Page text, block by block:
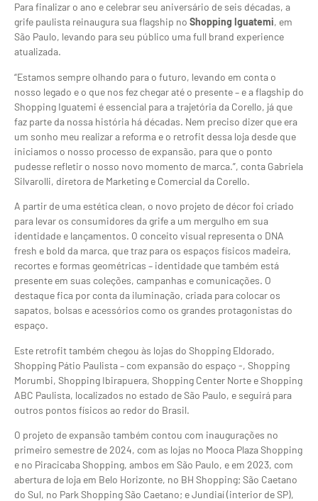
Para finalizar o ano e celebrar seu aniversário de seis décadas, a
grife paulista reinaugura sua flagship no Shopping Iguatemi, em
São Paulo, levando para seu público uma full brand experience
atualizada.
“Estamos sempre olhando para o futuro, levando em conta o
nosso legado e o que nos fez chegar até o presente – e a flagship do
Shopping Iguatemi é essencial para a trajetória da Corello, já que
faz parte da nossa história há décadas. Nem preciso dizer que era
um sonho meu realizar a reforma e o retrofit dessa loja desde que
iniciamos o nosso processo de expansão, para que o ponto
pudesse refletir o nosso novo momento de marca.”, conta Gabriela
Silvarolli, diretora de Marketing e Comercial da Corello.
A partir de uma estética clean, o novo projeto de décor foi criado
para levar os consumidores da grife a um mergulho em sua
identidade e lançamentos. O conceito visual representa o DNA
fresh e bold da marca, que traz para os espaços físicos madeira,
recortes e formas geométricas – identidade que também está
presente em suas coleções, campanhas e comunicações. O
destaque fica por conta da iluminação, criada para colocar os
sapatos, bolsas e acessórios como os grandes protagonistas do
espaço.
Este retrofit também chegou às lojas do Shopping Eldorado,
Shopping Pátio Paulista – com expansão do espaço -, Shopping
Morumbi, Shopping Ibirapuera, Shopping Center Norte e Shopping
ABC Paulista, localizados no estado de São Paulo, e seguirá para
outros pontos físicos ao redor do Brasil.
O projeto de expansão também contou com inaugurações no
primeiro semestre de 2024, com as lojas no Mooca Plaza Shopping
e no Piracicaba Shopping, ambos em São Paulo, e em 2023, com
abertura de loja em Belo Horizonte, no BH Shopping; São Caetano
do Sul, no Park Shopping São Caetano; e Jundiaí (interior de SP),